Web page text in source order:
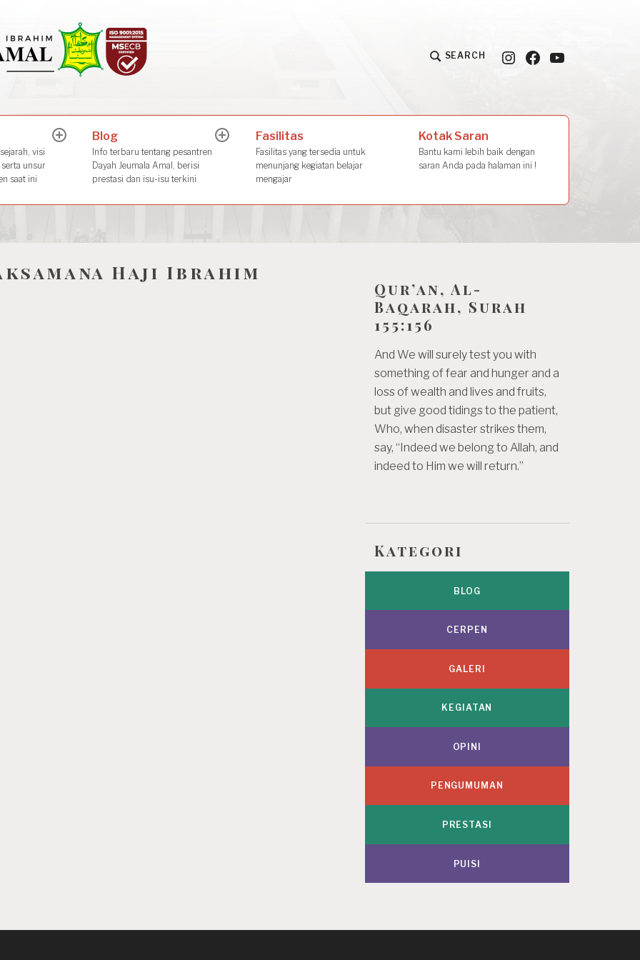
SEARCH Instagram
FacebookYouTube
visi
unsur
saat ini
expandBlog
Info terbaru tentang pesantren
Dayah Jeumala Amal, berisi
prestasi dan isu-isu terkini
expandFasilitas
Fasilitas yang tersedia untuk
menunjang kegiatan belajar
mengajar
Kotak Saran
Bantu kami lebih baik dengan
saran Anda pada halaman ini !
Haji Ibrahim
Qur’an, Al-
Baqarah, Surah
155:156
And We will surely test you with
something of fear and hunger and a
loss of wealth and lives and fruits,
but give good tidings to the patient,
Who, when disaster strikes them,
say, “Indeed we belong to Allah, and
indeed to Him we will return.”
Kategori
BLOG
CERPEN
GALERI
KEGIATAN
OPINI
PENGUMUMAN
PRESTASI
PUISI